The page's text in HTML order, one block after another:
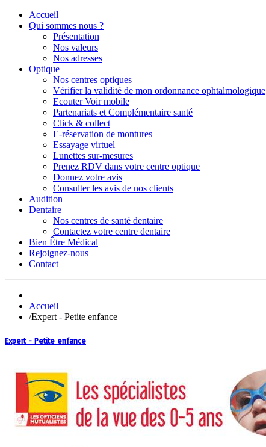
Accueil
Qui sommes nous ?
Présentation
Nos valeurs
Nos adresses
Optique
Nos centres optiques
Vérifier la validité de mon ordonnance ophtalmologique
Ecouter Voir mobile
Partenariats et Complémentaire santé
Click & collect
E-réservation de montures
Essayage virtuel
Lunettes sur-mesures
Prenez RDV dans votre centre optique
Donnez votre avis
Consulter les avis de nos clients
Audition
Dentaire
Nos centres de santé dentaire
Contactez votre centre dentaire
Bien Être Médical
Rejoignez-nous
Contact
Accueil
/Expert - Petite enfance
Expert - Petite enfance